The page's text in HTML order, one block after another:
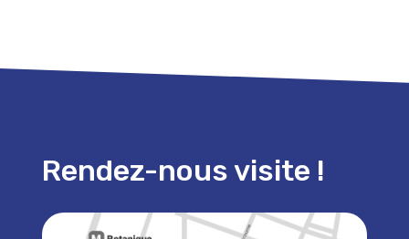
Rendez-nous visite !